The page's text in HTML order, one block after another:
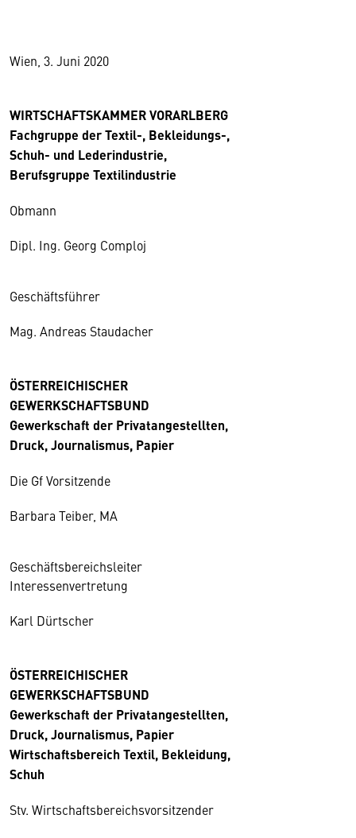
Wien, 3. Juni 2020
WIRTSCHAFTSKAMMER VORARLBERG
Fachgruppe der Textil-, Bekleidungs-,
Schuh- und Lederindustrie,
Berufsgruppe Textilindustrie
Obmann
Dipl. Ing. Georg Comploj
Geschäftsführer
Mag. Andreas Staudacher
ÖSTERREICHISCHER
GEWERKSCHAFTSBUND
Gewerkschaft der Privatangestellten,
Druck, Journalismus, Papier
Die Gf Vorsitzende
Barbara Teiber, MA
Geschäftsbereichsleiter
Interessenvertretung
Karl Dürtscher
ÖSTERREICHISCHER
GEWERKSCHAFTSBUND
Gewerkschaft der Privatangestellten,
Druck, Journalismus, Papier
Wirtschaftsbereich Textil, Bekleidung,
Schuh
Stv. Wirtschaftsbereichsvorsitzender